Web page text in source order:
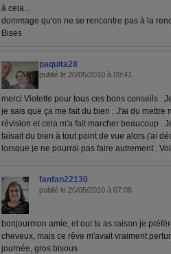
à cela...
dommage qu'on ne se rencontre pas à la
Bises
paquita28
publié le 20/05/2010 à 09:41
merci Violette pour tous ces bons conseils .
je sais que ça me fait du bien . J'ai du mettre
révision et cela m'a fait marcher beaucoup .
faisait du bien à tout point de vue alors j'ai
lorsque je ne pourrai pas faire autrement .
fanfan22130
publié le 20/05/2010 à 07:08
bonjourmon amie, et oui tu as raison je
cheveux, mais ce rêve m'avait vraiment
journée, gros bisous